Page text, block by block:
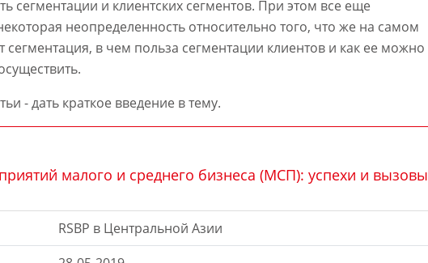
сегментации и клиентских сегментов. При этом все еще
неопределенность относительно того, что же на самом
сегментация, в чем польза сегментации клиентов и как ее можно
- дать краткое введение в тему.
малого и среднего бизнеса (МСП): успехи и вызовы
RSBP в Центральной Азии